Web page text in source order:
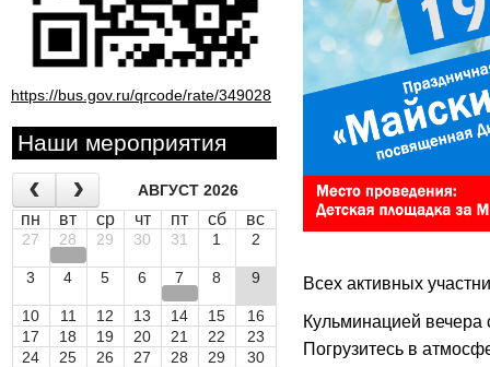
https://bus.gov.ru/qrcode/rate/349028
Наши мероприятия
АВГУСТ 2026
пн вт ср чт пт сб вс
27 28 29 30 31 1 2
3 4 5 6 7 8 9
10 11 12 13 14 15
16
17
18 19 20 21 22
23
24
25 26 27 28 29
30
Всех активных
Кульминацией вечера
Погрузитесь в